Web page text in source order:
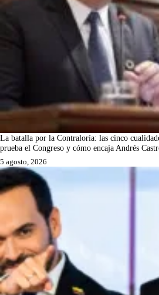
La batalla por la Contraloría: las cinco
prueba el Congreso y cómo encaja Andrés
5 agosto, 2026